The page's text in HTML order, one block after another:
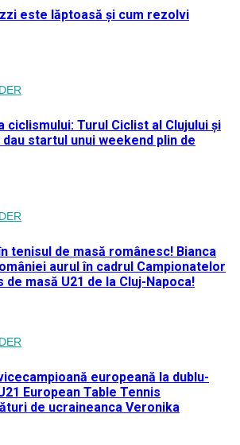
este lăptoasă și cum rezolvi
ciclismului: Turul Ciclist al Clujului și
startul unui weekend plin de
tenisul de masă românesc! Bianca
aurul în cadrul Campionatelor
de masă U21 de la Cluj-Napoca!
europeană la dublu-
European Table Tennis
de ucraineanca Veronika